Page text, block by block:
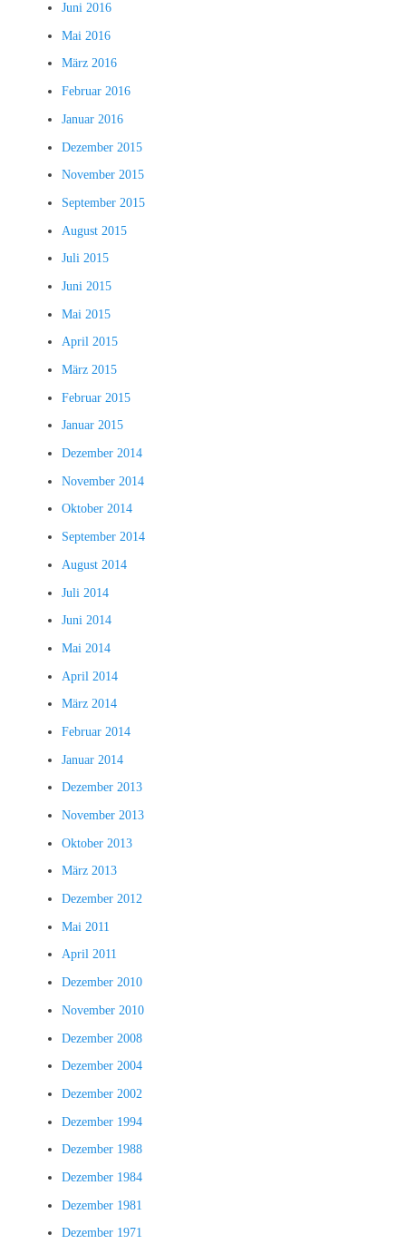
Juni 2016
Mai 2016
März 2016
Februar 2016
Januar 2016
Dezember 2015
November 2015
September 2015
August 2015
Juli 2015
Juni 2015
Mai 2015
April 2015
März 2015
Februar 2015
Januar 2015
Dezember 2014
November 2014
Oktober 2014
September 2014
August 2014
Juli 2014
Juni 2014
Mai 2014
April 2014
März 2014
Februar 2014
Januar 2014
Dezember 2013
November 2013
Oktober 2013
März 2013
Dezember 2012
Mai 2011
April 2011
Dezember 2010
November 2010
Dezember 2008
Dezember 2004
Dezember 2002
Dezember 1994
Dezember 1988
Dezember 1984
Dezember 1981
Dezember 1971